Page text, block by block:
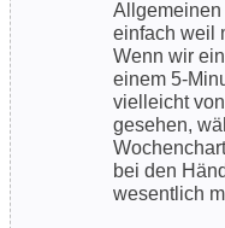
Allgemeinen
einfach weil
Wenn wir
einem 5-
vielleicht
gesehen,
bei den
wesentlich